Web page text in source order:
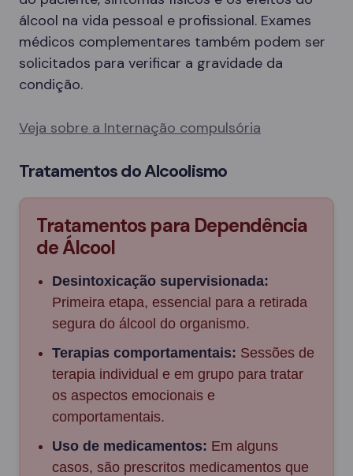
álcool na vida pessoal e profissional. Exames
médicos complementares também podem ser
solicitados para verificar a gravidade da
condição.
Veja sobre a Internação compulsória
Tratamentos do Alcoolismo
Tratamentos para Dependência
de Álcool
Desintoxicação supervisionada:
Primeira etapa, essencial para a retirada
segura do álcool do organismo.
Terapias comportamentais: Sessões de
terapia individual e em grupo para tratar
os aspectos emocionais e
comportamentais.
Uso de medicamentos: Em alguns
casos, são prescritos medicamentos que